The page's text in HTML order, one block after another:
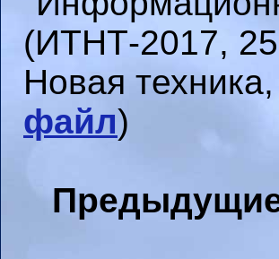
(ИТНТ-2017,
Новая
файл)
Предыдущие